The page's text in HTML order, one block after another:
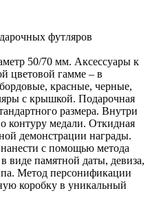
футляров
50/70 мм. Аксессуары к
цветовой гамме – в
красные, черные,
с крышкой. Подарочная
размера. Внутри
контуру медали. Откидная
демонстрации награды.
с помощью метода
виде памятной даты, девиза,
Метод персонификации
коробку в уникальный